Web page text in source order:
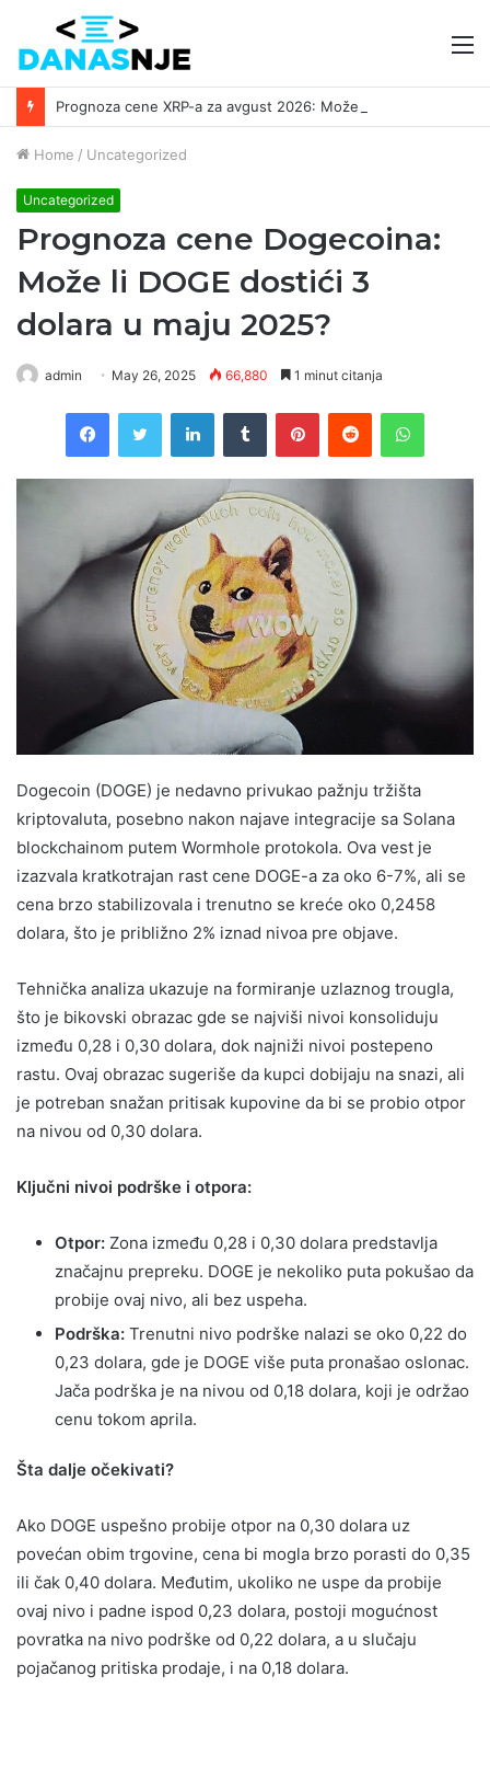
Home / Uncategorized
Uncategorized
Prognoza cene Dogecoina:
Može li DOGE dostići 3
dolara u maju 2025?
admin May 26, 2025 66,880 1 minut citanja
FacebookTwitter LinkedInTumblr PinterestReddit
Dogecoin (DOGE) je nedavno privukao pažnju tržišta
kriptovaluta, posebno nakon najave integracije sa Solana
blockchainom putem Wormhole protokola. Ova vest je
izazvala kratkotrajan rast cene DOGE-a za oko 6-7%, ali se
cena brzo stabilizovala i trenutno se kreće oko 0,2458
dolara, što je približno 2% iznad nivoa pre objave.
Tehnička analiza ukazuje na formiranje uzlaznog trougla,
što je bikovski obrazac gde se najviši nivoi konsoliduju
između 0,28 i 0,30 dolara, dok najniži nivoi postepeno
rastu. Ovaj obrazac sugeriše da kupci dobijaju na snazi, ali
je potreban snažan pritisak kupovine da bi se probio otpor
na nivou od 0,30 dolara.
Ključni nivoi podrške i otpora:
Otpor: Zona između 0,28 i 0,30 dolara predstavlja
značajnu prepreku. DOGE je nekoliko puta pokušao da
probije ovaj nivo, ali bez uspeha.
Podrška: Trenutni nivo podrške nalazi se oko 0,22 do
0,23 dolara, gde je DOGE više puta pronašao oslonac.
Jača podrška je na nivou od 0,18 dolara, koji je održao
cenu tokom aprila.
Šta dalje očekivati?
Ako DOGE uspešno probije otpor na 0,30 dolara uz
povećan obim trgovine, cena bi mogla brzo porasti do 0,35
ili čak 0,40 dolara. Međutim, ukoliko ne uspe da probije
ovaj nivo i padne ispod 0,23 dolara, postoji mogućnost
povratka na nivo podrške od 0,22 dolara, a u slučaju
pojačanog pritiska prodaje, i na 0,18 dolara.